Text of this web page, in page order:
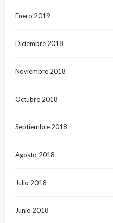
Enero 2019
Diciembre 2018
Noviembre 2018
Octubre 2018
Septiembre 2018
Agosto 2018
Julio 2018
Junio 2018